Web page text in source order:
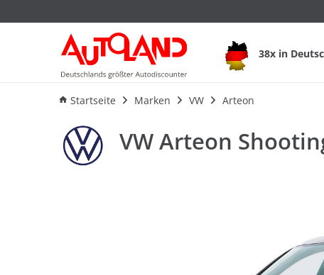
38x in
Startseite Marken VW Arteon
Ausstattung Verbrauch
VW Arteon